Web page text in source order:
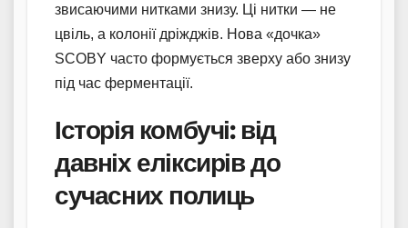
звисаючими нитками знизу. Ці нитки — не
цвіль, а колонії дріжджів. Нова «дочка»
SCOBY часто формується зверху або знизу
під час ферментації.
Історія комбучі: від
давніх еліксирів до
сучасних полиць